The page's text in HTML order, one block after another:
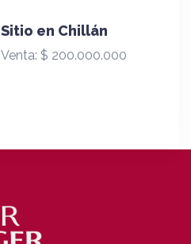
Sitio en Chillán
Venta:$ 200.000.000